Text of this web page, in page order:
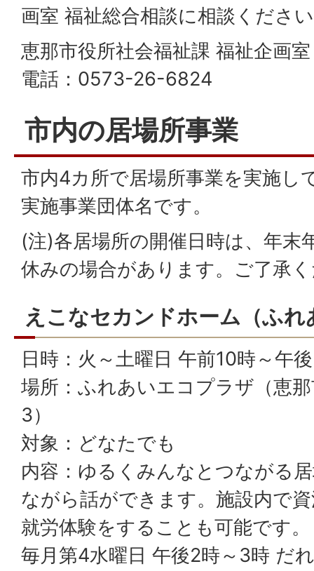
画室 福祉総合相談に相談くださ
恵那市役所社会福祉課 福祉企画
電話：0573-26-6824
市内の居場所事業
市内4カ所で居場所事業を実施し
実施事業団体名です。
(注)各居場所の開催日時は、年末
休みの場合があります。ご了承
えこなセカンドホーム（ふれ
日時：火～土曜日 午前10時～午
場所：ふれあいエコプラザ（恵
3）
対象：どなたでも
内容：ゆるくみんなとつながる
ながら話ができます。施設内で
就労体験をすることも可能です。
毎月第4水曜日 午後2時～3時 だ